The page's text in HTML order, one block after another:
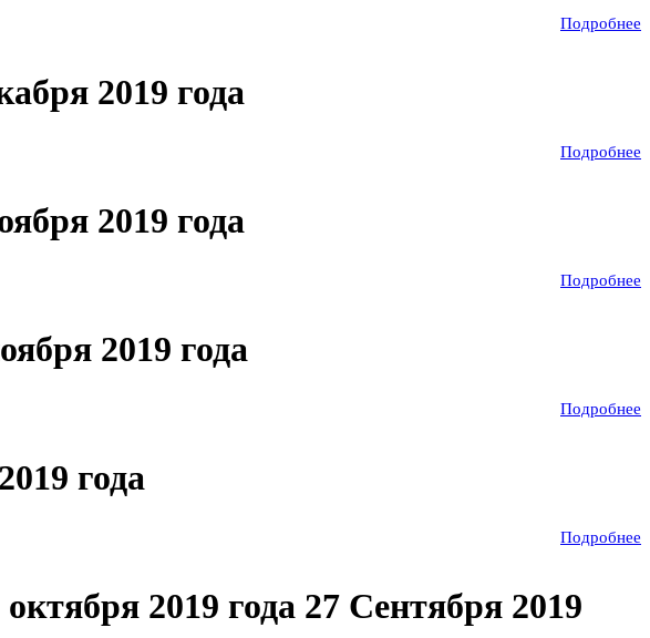
Подробнее
2019 года
Подробнее
2019 года
Подробнее
2019 года
Подробнее
года
Подробнее
2019 года 27 Сентября 2019